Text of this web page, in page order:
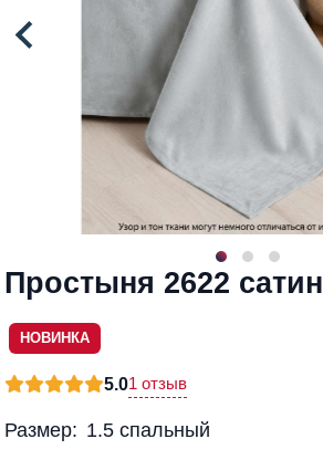
Простыня 2622 сатин
НОВИНКА
5.01 отзыв
Размер: 1.5 спальный